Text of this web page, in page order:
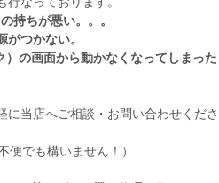
持ちが悪い。。。
がつかない。
）の画面から動かなくなってしまった
に当店へご相談・お問い合わせくださ
便でも構いません！）